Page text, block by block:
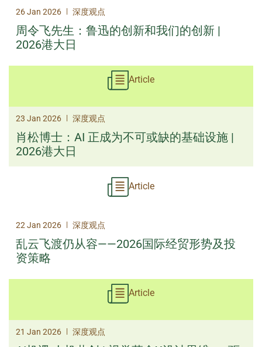
26 Jan 2026 | 深度观点
周令飞先生：鲁迅的创新和我们的创新 |
2026港大日
Article
23 Jan 2026 | 深度观点
肖松博士：AI 正成为不可或缺的基础设施 |
2026港大日
Article
22 Jan 2026 | 深度观点
乱云飞渡仍从容——2026国际经贸形势及投
资策略
Article
21 Jan 2026 | 深度观点